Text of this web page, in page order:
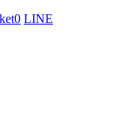
0 LINE